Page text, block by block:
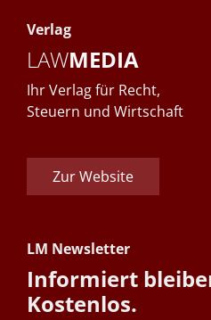
Verlag
LAWMEDIA
Ihr Verlag für Recht,
Steuern und Wirtschaft
Zur Website
LM Newsletter
Informiert
Kostenlos.